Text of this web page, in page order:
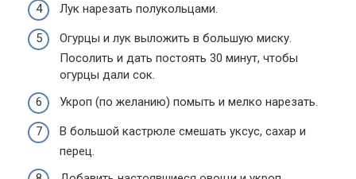
Лук нарезать полукольцами.
Огурцы и лук выложить в большую миску.
Посолить и дать постоять 30 минут, чтобы
огурцы дали сок.
Укроп (по желанию) помыть и мелко нарезать.
В большой кастрюле смешать уксус, сахар и
перец.